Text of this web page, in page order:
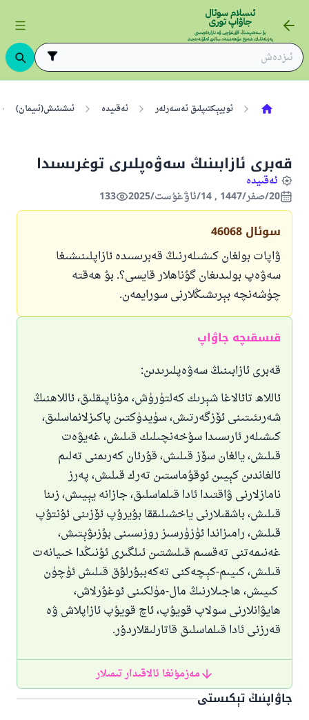
ئوبيېكتىپلىق ئەسەرلەر ئەقىيدە ئىشىنىش(ئىيمان)
قەبرى ئازابىنىڭ سەۋەپلىرى توغرىسىدا
ئەقىيدە
20/صفر/1447 , 14/ئاۋغۇست/2025
133
سوئال 46068
ۋاپات بولغان كىشىلەرنىڭ قەبرىسىدە ئازاپلىنىشىغا
سەۋەپ بولىدىغان گۇناھلار قايسى؟. بۇ ھەقتە
چۈشەنچە بېرىشىڭلارنى سورايمەن.
قىسقىچە جاۋاپ
قەبرى ئازابىنىڭ سەۋەپلىرىدىن:
ئاللاھ تائالاغا شېرىك كەلتۈرۈش، مۇناپىقلىق، ئاللاھنىڭ
شەرىئىتىنى ئۆزگەرتىش، سۈيدۈكتىن پاكىزلانماسلىق،
كىشىلەر ئارىسىدا سۇخەنچىلىك قىلىش، غەيۋەت
قىلىش، يالغان سۆز قىلىش، قۇرئان كەرىمنى تەلىم
ئالغاندىن كېيىن ئوقۇماستىن تەرك قىلىش، پەرز
نامازلارنى ۋاقتىدا ئادا قىلماسلىق، جازانە يېيىش، زىنا
قىلىش، باشقىلارنى ياخشىلىققا بۇيرۇپ ئۆزىنى ئۇنتۇپ
قىلىش، رامىزاندا ئۈزۈرسىز روزىسىنى بۇزىۋېتىش،
غەنىمەتنى تەقسىم قىلىشتىن ئىلگىرى ئۇنىڭدا خىيانەت
قىلىش، كىيىم-كېچەكنى تەكەببۇرلۇق قىلىش ئۈچۈن
كىيىش، ھاجىلارنىڭ مال-مۈلكىنى ئوغۇرلاش،
ھايۋانلارنى سولاپ قويۇپ، ئاچ قويۇپ ئازاپلاش ۋە
قەرزنى ئادا قىلماسلىق قاتارلىقلاردۇر.
مەزمۇنغا ئالاقىدار تىمىلار
جاۋاپنىڭ تېكىستى